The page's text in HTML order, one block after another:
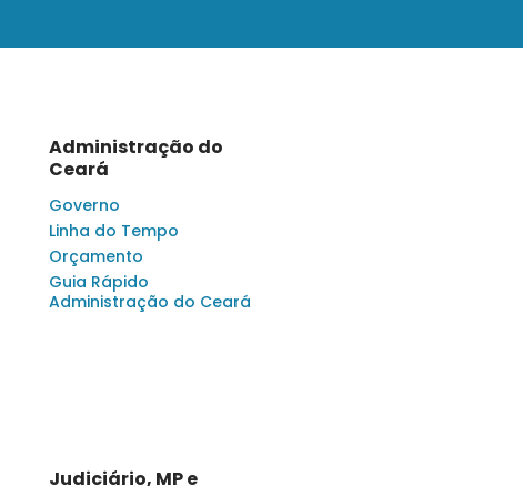
Administração do
Ceará
Governo
Linha do Tempo
Orçamento
Guia Rápido
Administração do Ceará
Judiciário, MP e